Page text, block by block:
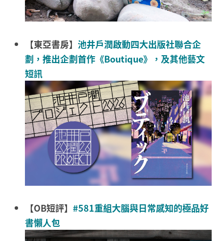
【東亞書房】 池井戶潤啟動四大出版社聯合企
劃，推出企劃首作《Boutique》，及其他藝文
短訊
【OB短評】 #581重組大腦與日常感知的極品好
書懶人包